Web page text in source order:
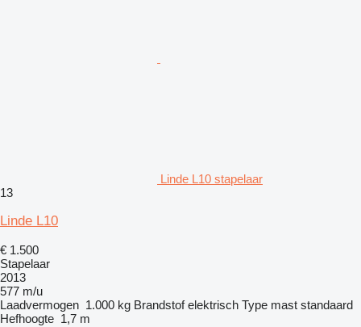
Linde L10 stapelaar
13
Linde L10
€ 1.500
Stapelaar
2013
577 m/u
Laadvermogen 1.000 kg Brandstof elektrisch Type mast standaard
Hefhoogte 1,7 m